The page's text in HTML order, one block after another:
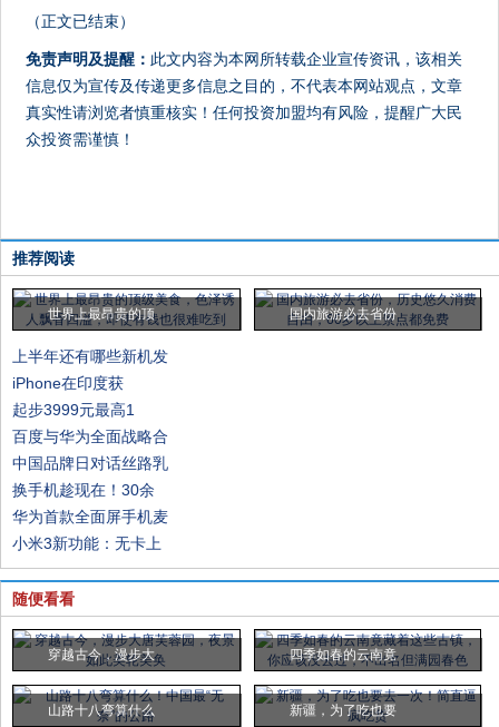
（正文已结束）
免责声明及提醒： 此文内容为本网所转载企业宣传资讯，该相关
信息仅为宣传及传递更多信息之目的，不代表本网站观点，文章
真实性请浏览者慎重核实！任何投资加盟均有风险，提醒广大民
众投资需谨慎！
推荐阅读
世界上最昂贵的顶 国内旅游必去省份
上半年还有哪些新机发
iPhone在印度获
起步3999元最高1
百度与华为全面战略合
中国品牌日对话丝路乳
换手机趁现在！30余
华为首款全面屏手机麦
小米3新功能：无卡上
随便看看
穿越古今，漫步大 四季如春的云南竟
山路十八弯算什么 新疆，为了吃也要